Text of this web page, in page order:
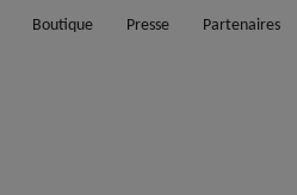
Boutique Presse Partenaires